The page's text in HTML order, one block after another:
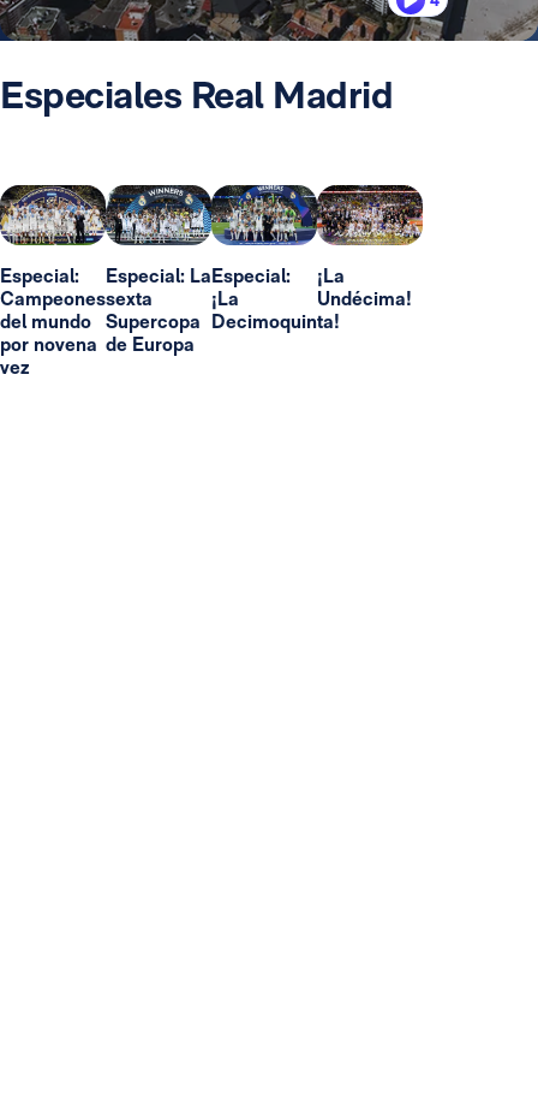
Especiales Real Madrid
Especial:
Campeones
del mundo
por novena
vez
Especial: La
sexta
Supercopa
de Europa
Especial:
¡La
Decimoquinta!
¡La
Undécima!